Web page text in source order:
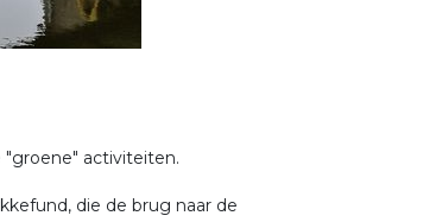
activiteiten.
die de brug naar de